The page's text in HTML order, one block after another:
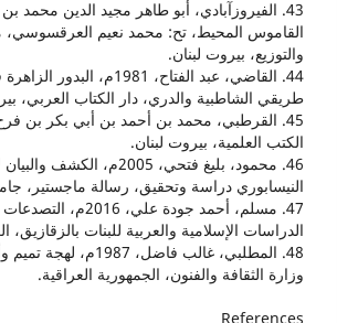
القاموس المحيط، تح: محمد نعيم العرقسوسي،
والتوزيع، بيروت لبنان.
44. القاضي، عبد الفتاح،
طريقي الشاطبية والدري، دار الكتاب العربي،
الكتب العلمية، بيروت لبنان.
46. محمود، بليغ فتحي،
النيسابوري دراسة وتحقيق، رسالة ماجستير،
47. مسلم، أحمد جودة
الدراسات الإسلامية والعربية للبنات بالزقازيق،
48. المطلبي، غالب
وزارة الثقافة والفنون، الجمهورية العراقية.
References